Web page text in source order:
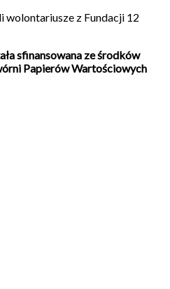
wolontariusze z Fundacji 12
sfinansowana ze środków
Papierów Wartościowych